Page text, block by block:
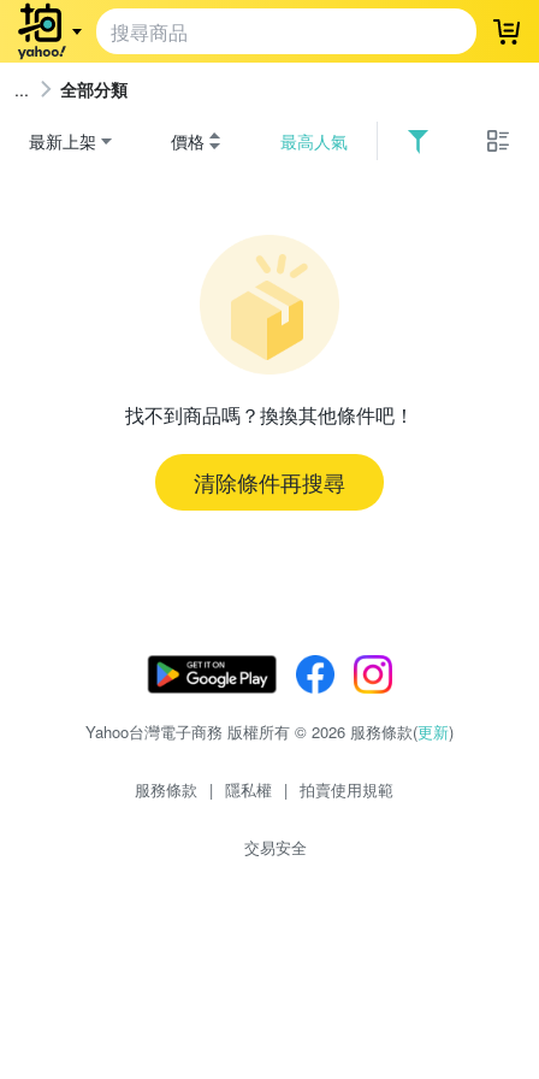
登
全部分類
最新上架 價格 最高人氣
找不到商品嗎？換換其他條件吧！
清除條件再搜尋
Yahoo台灣電子商務 版權所有 © 2026 服務條款(更新)
服務條款 | 隱私權 | 拍賣使用規範
交易安全